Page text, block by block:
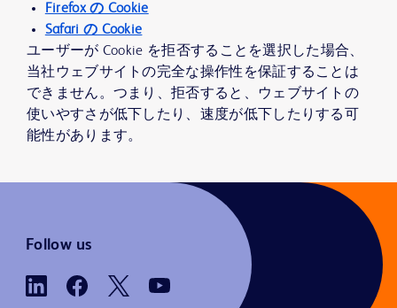
Firefox の Cookie
Safari の Cookie
ユーザーが Cookie を拒否することを選択した場合、
当社ウェブサイトの完全な操作性を保証することは
できません。つまり、拒否すると、ウェブサイトの
使いやすさが低下したり、速度が低下したりする可
能性があります。
Follow us